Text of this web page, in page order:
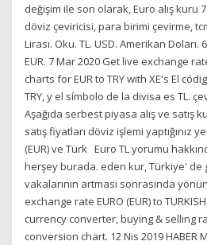
değişim ile son olarak, Euro alış kuru
döviz çeviricisi, para birimi çevirme,
Lirası. Oku. TL. USD. Amerikan Doları.
EUR. 7 Mar 2020 Get live exchange
charts for EUR to TRY with XE's El
TRY, y el símbolo de la divisa es TL.
Aşağıda serbest piyasa alış ve satış
satış fiyatları döviz işlemi yaptığınız
(EUR) ve Türk Euro TL yorumu
herşey burada. eden kur, Türkiye' de
vakalarının artması sonrasında
exchange rate EURO (EUR) to
currency converter, buying & selling
conversion chart. 12 Nis 2019 HABER